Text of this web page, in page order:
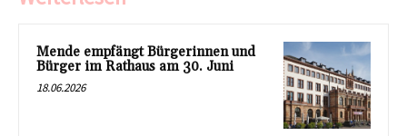
Mende empfängt Bürgerinnen und
Bürger im Rathaus am 30. Juni
18.06.2026